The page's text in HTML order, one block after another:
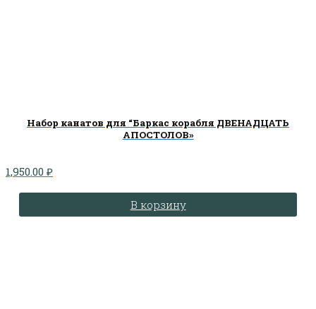
Набор канатов для “Баркас корабля ДВЕНАДЦАТЬ
АПОСТОЛОВ»
1,950.00 ₽
В корзину